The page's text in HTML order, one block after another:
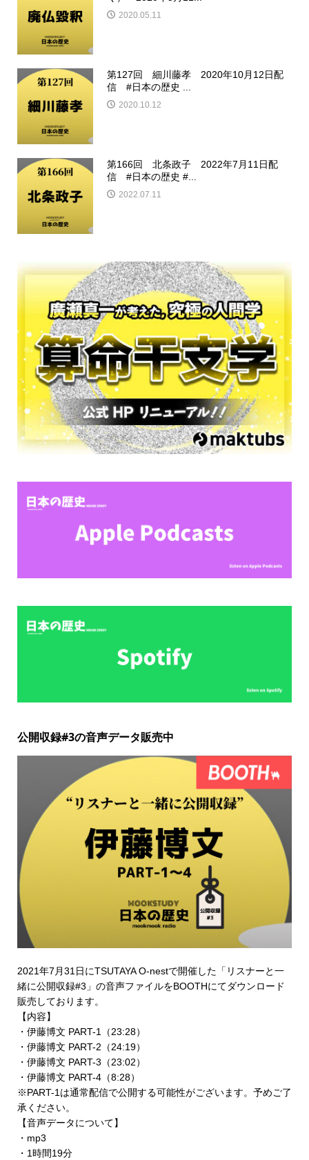
2020.05.11
第127回 細川藤孝 2020年10月12日配
信 #日本の歴史 ...
2020.10.12
第166回 北条政子 2022年7月11日配
信 #日本の歴史 #...
2022.07.11
公開収録#3の音声データ販売中
2021年7月31日にTSUTAYA O-nestで開催した「リスナーと一
緒に公開収録#3」の音声ファイルをBOOTHにてダウンロード
販売 しております。
【内容】
・伊藤博文 PART-1（23:28）
・伊藤博文 PART-2（24:19）
・伊藤博文 PART-3（23:02）
・伊藤博文 PART-4（8:28）
※PART-1は通常配信で公開する可能性がございます。予めご了
承ください。
【音声データについて】
・mp3
・1時間19分